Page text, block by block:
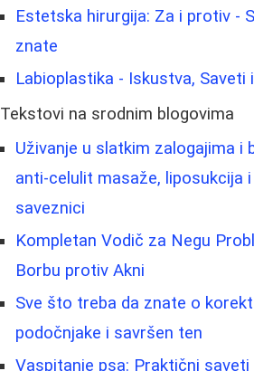
Estetska hirurgija: Za i protiv -
znate
Labioplastika - Iskustva, Saveti
Tekstovi na srodnim blogovima
Uživanje u slatkim zalogajima i
anti-celulit masaže, liposukcija
saveznici
Kompletan Vodič za Negu
Borbu protiv Akni
Sve što treba da znate o
podočnjake i savršen ten
Vaspitanje psa: Praktični